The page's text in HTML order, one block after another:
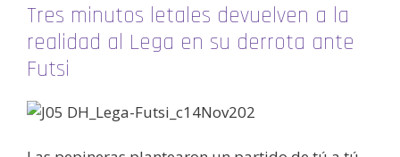
Tres minutos letales devuelven a la
realidad al Lega en su derrota ante
Futsi